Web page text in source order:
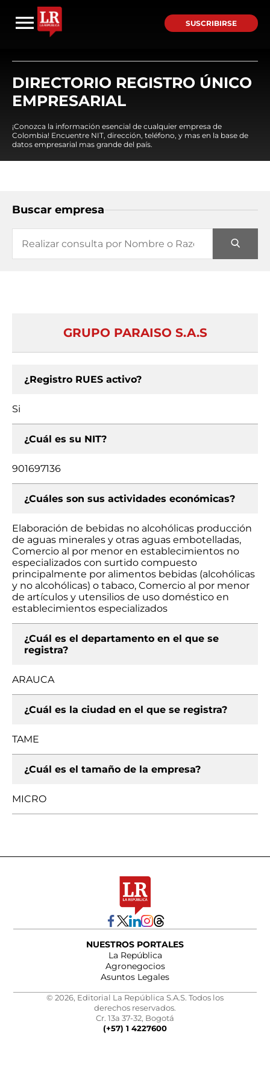
SUSCRIBIRSE
DIRECTORIO REGISTRO ÚNICO
EMPRESARIAL
¡Conozca la información esencial de cualquier empresa de
Colombia! Encuentre NIT, dirección, teléfono, y mas en la base de
datos empresarial mas grande del país.
Buscar empresa
GRUPO PARAISO S.A.S
¿Registro RUES activo?
Si
¿Cuál es su NIT?
901697136
¿Cuáles son sus actividades económicas?
Elaboración de bebidas no alcohólicas producción
de aguas minerales y otras aguas embotelladas,
Comercio al por menor en establecimientos no
especializados con surtido compuesto
principalmente por alimentos bebidas (alcohólicas
y no alcohólicas) o tabaco, Comercio al por menor
de artículos y utensilios de uso doméstico en
establecimientos especializados
¿Cuál es el departamento en el que se
registra?
ARAUCA
¿Cuál es la ciudad en el que se registra?
TAME
¿Cuál es el tamaño de la empresa?
MICRO
NUESTROS PORTALES
La República
Agronegocios
Asuntos Legales
© 2026, Editorial La República S.A.S. Todos los
derechos reservados.
Cr. 13a 37-32, Bogotá
(+57) 1 4227600